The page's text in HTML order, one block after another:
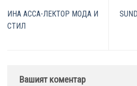
ИНА АССА-ЛЕКТОР МОДА И
СТИЛ
Вашият коментар